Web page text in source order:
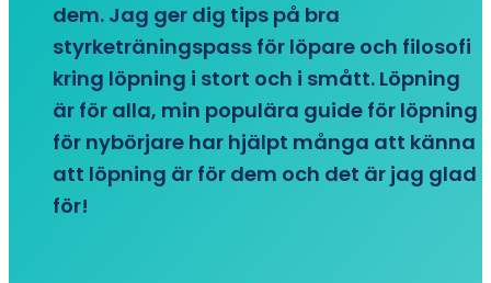
dem. Jag ger dig tips på bra
styrketräningspass för löpare och filosofi
kring löpning i stort och i smått. Löpning
är för alla, min populära guide för löpning
för nybörjare har hjälpt många att känna
att löpning är för dem och det är jag glad
för!